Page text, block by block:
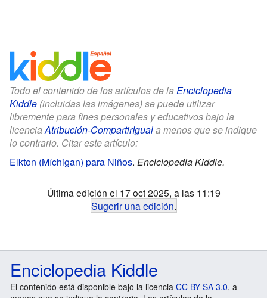
Todo el contenido de los artículos de la Enciclopedia
Kiddle (incluidas las imágenes) se puede utilizar
libremente para fines personales y educativos bajo la
licenciaAtribución-CompartirIguala menos que se indique
lo contrario. Citar este artículo:
Elkton (Míchigan) para Niños. Enciclopedia Kiddle.
Última edición el 17 oct 2025, a las 11:19
Sugerir una edición.
Enciclopedia Kiddle
El contenido está disponible bajo la licencia CC BY-SA 3.0, a